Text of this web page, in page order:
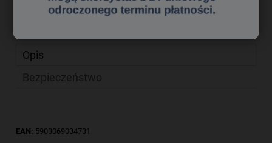
Kod produktu:
kp 0201340
poleć znajomemu
Opis
EAN: 5903069034731